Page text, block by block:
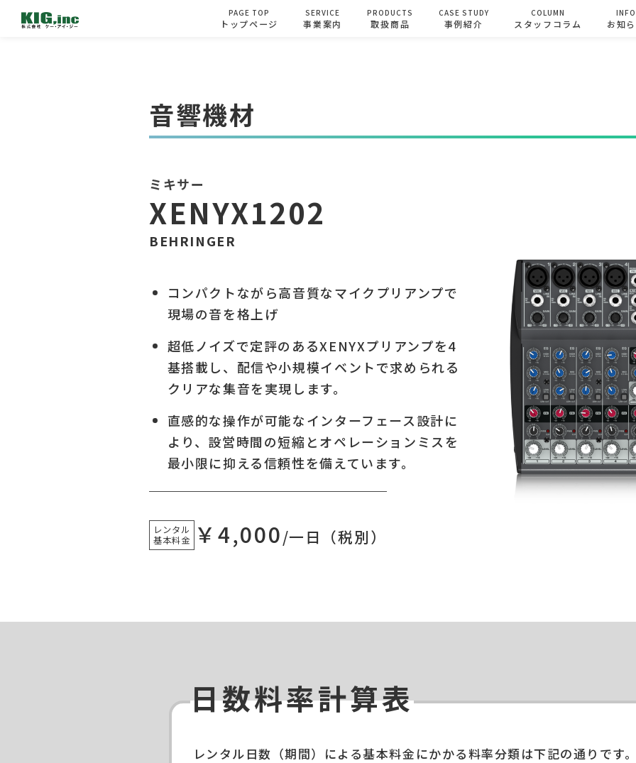
トップページ
PAGE TOP
事業案内
SERVICE
取扱商品
PRODUCTS
事例紹介
CASE STUDY
スタッフコラム
COLUMN
お知
INFO
音響機材
ミキサー
XENYX1202
BEHRINGER
コンパクトながら高音質なマイクプリアンプで
現場の音を格上げ
超低ノイズで定評のあるXENYXプリアンプを4
基搭載し、配信や小規模イベントで求められる
クリアな集音を実現します。
直感的な操作が可能なインターフェース設計に
より、設営時間の短縮とオペレーションミスを
最小限に抑える信頼性を備えています。
レンタル
基本料金
￥4,000/一日（税別）
日数料率計算表
レンタル日数（期間）による基本料金にかかる料率分類は下記の通りです。